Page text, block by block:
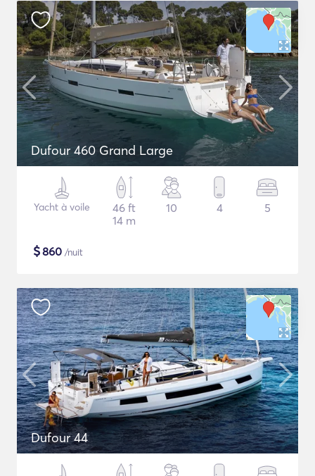
Dufour 460 Grand Large
Yacht à voile
46 ft
14 m
10 4 5
$860 /nuit
Dufour 44